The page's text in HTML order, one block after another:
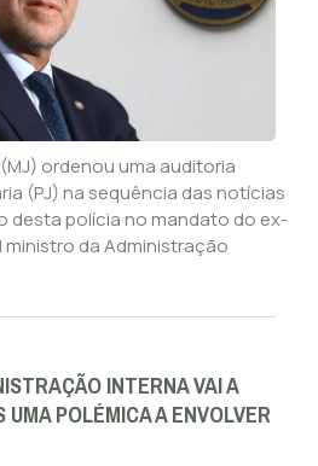
ordenou uma auditoria
(PJ) na sequência das notícias
desta polícia no mandato do ex-
da Administração
INTERNA VAI A
POLÉMICA A ENVOLVER